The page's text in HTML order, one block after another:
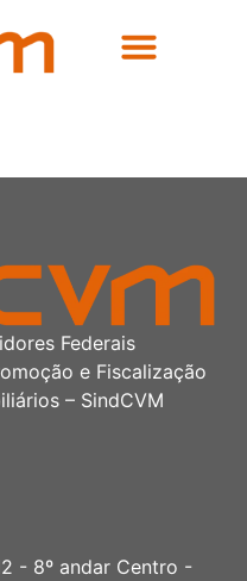
Federais
e Fiscalização
– SindCVM
- 8º andar Centro -